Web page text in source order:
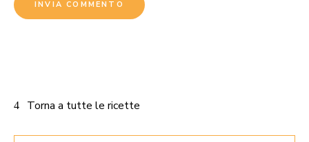
Torna a tutte le ricette